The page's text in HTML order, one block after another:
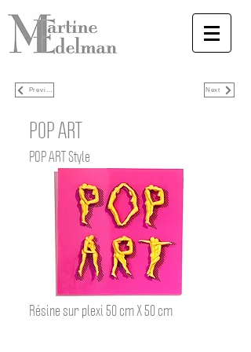
Previous Next
POP ART
POP ART Style
Résine sur plexi 50 cm X 50 cm